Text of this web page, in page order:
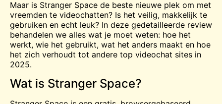
Maar is Stranger Space de beste nieuwe plek om met
vreemden te videochatten? Is het veilig, makkelijk te
gebruiken en echt leuk? In deze gedetailleerde review
behandelen we alles wat je moet weten: hoe het
werkt, wie het gebruikt, wat het anders maakt en hoe
het zich verhoudt tot andere top videochat sites in
2025.
Wat is Stranger Space?